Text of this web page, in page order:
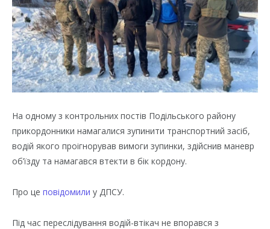
На одному з контрольних постів Подільського району
прикордонники намагалися зупинити транспортний засіб,
водій якого проігнорував вимоги зупинки, здійснив маневр
об’їзду та намагався втекти в бік кордону.
Про це повідомили у ДПСУ.
Під час переслідування водій-втікач не впорався з